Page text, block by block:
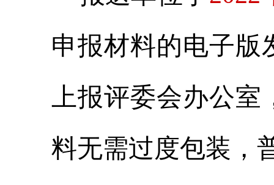
申报材料的电子版
上报评委会办公室
料无需过度包装，